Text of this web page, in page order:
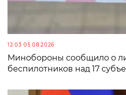
12:03 05.08.2026
Минобороны сообщило о
беспилотников над 17